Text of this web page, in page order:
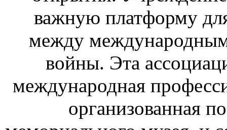
важную платформу
между
войны. Эта
международная
организованная